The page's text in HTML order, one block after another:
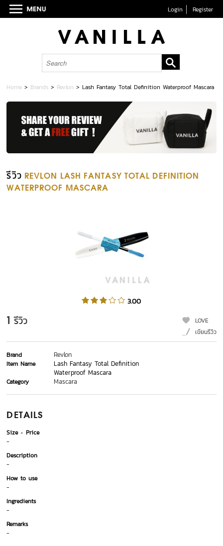
Login Register
Home > Brands > Revlon >Lash Fantasy Total Definition Waterproof Mascara
รีวิว REVLON LASH FANTASY TOTAL DEFINITION
WATERPROOF MASCARA
3.00
1 รีวิว
LOVE
เขียนรีวิว
Brand Revlon
Item Name
Lash Fantasy Total Definition
Waterproof Mascara
Category Mascara
DETAILS
Size
Price
-
Description
-
How to use
-
Ingredients
-
Remarks
-